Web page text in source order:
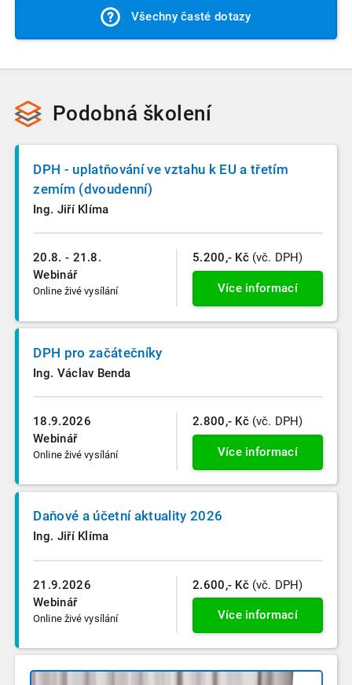
videozáznam je neoprávněně sdílen s více uživateli a přístup
k videu je automatizovaně zneplatněn. Vždy nás můžete
samozřejmě kontaktovat a situaci spolu prověříme.
o jeho absolvování, které si můžete uložit do počítače nebo
vytisknout.
Všechny časté dotazy
Podobná školení
20.8. - 21.8.
Webinář
Online živé vysílání
DPH - uplatňování ve vztahu k EU a třetím
zemím (dvoudenní)
Ing. Jiří Klíma
5.200,- Kč (vč. DPH)
Více informací
18.9.2026
Webinář
Online živé vysílání
DPH pro začátečníky
Ing. Václav Benda
2.800,- Kč (vč. DPH)
Více informací
21.9.2026
Webinář
Online živé vysílání
Daňové a účetní aktuality 2026
Ing. Jiří Klíma
2.600,- Kč (vč. DPH)
Více informací